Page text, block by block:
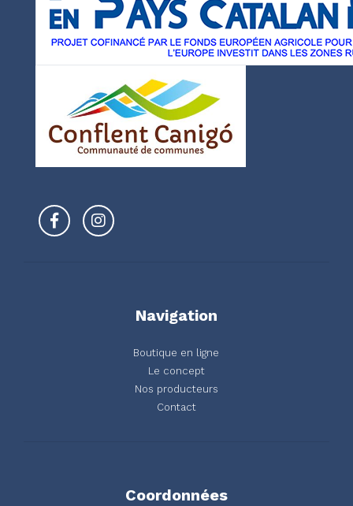
Navigation
Boutique en ligne
Le concept
Nos producteurs
Contact
Coordonnées